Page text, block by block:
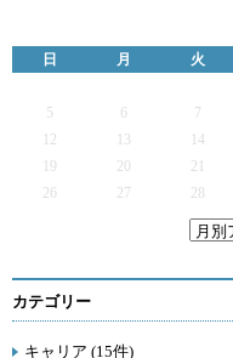
日 月 火
5
6 7
12
13 14
19
20 21
26
27 28
カテゴリー
キャリア (15件)